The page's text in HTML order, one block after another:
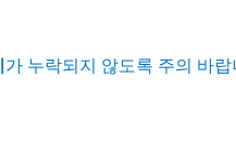
가 누락되지 않도록 주의 바랍